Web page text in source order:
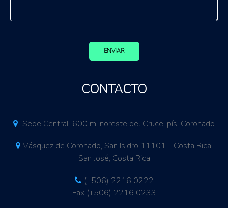
ENVIAR
CONTACTO
Sede Central. 600 m. noreste del Cruce Ipís-Coronado
Vásquez de Coronado, San Isidro 11101 - Costa Rica.
San José, Costa Rica
(+506) 2216 0222
Fax (+506) 2216 0233